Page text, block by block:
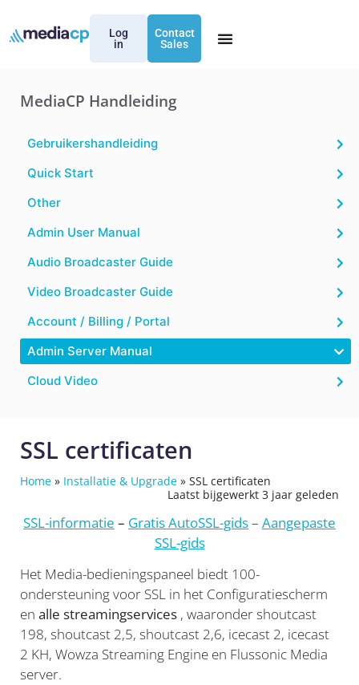
Log
in
Contact
Sales
MediaCP Handleiding
Gebruikershandleiding
Quick Start
Other
Admin User Manual
Audio Broadcaster Guide
Video Broadcaster Guide
Account / Billing / Portal
Admin Server Manual
Cloud Video
SSL certificaten
Home » Installatie & Upgrade » SSL certificaten
Laatst bijgewerkt 3 jaar geleden
SSL-informatie – Gratis AutoSSL-gids– Aangepaste
SSL-gids
Het Media-bedieningspaneel biedt 100-
ondersteuning voor SSL in het Configuratiescherm
en alle streamingservices , waaronder shoutcast
198, shoutcast 2,5, shoutcast 2,6, icecast 2, icecast
2 KH, Wowza Streaming Engine en Flussonic Media
server.